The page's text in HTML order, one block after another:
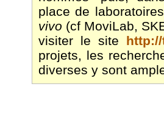
place de
vivo (cf MoviLab,
visiter le site
projets, les
diverses y sont